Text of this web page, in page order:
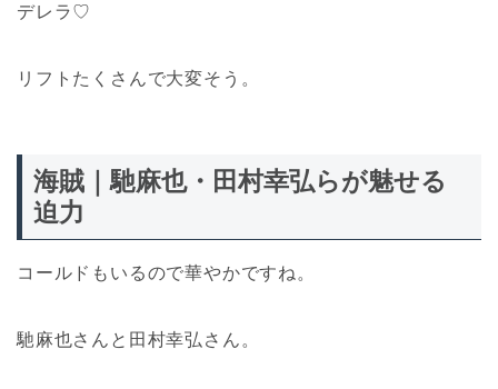
デレラ♡
リフトたくさんで大変そう。
海賊｜馳麻也・田村幸弘らが魅せる
迫力
コールドもいるので華やかですね。
馳麻也さんと田村幸弘さん。